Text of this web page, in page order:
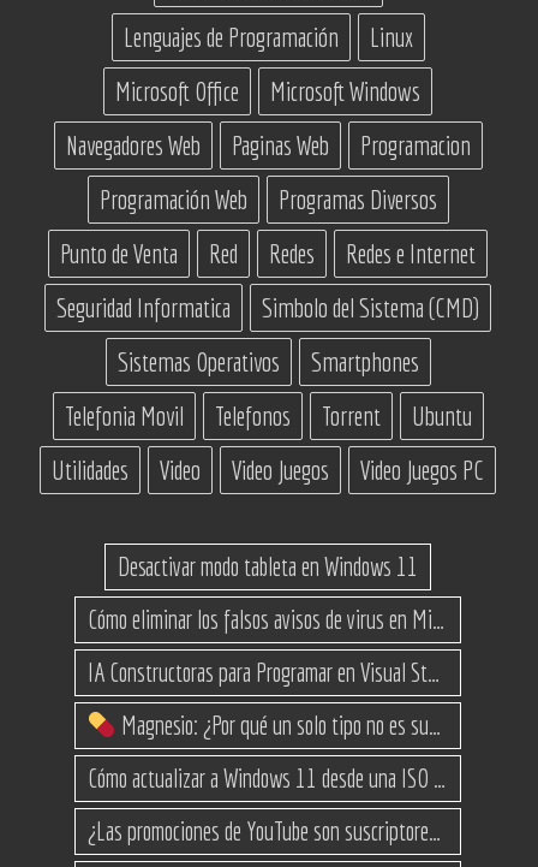
Lenguajes de Programación
Linux
Microsoft Office
Microsoft Windows
Navegadores Web
Paginas Web
Programacion
Programación Web
Programas Diversos
Punto de Venta
Red Redes
Redes e Internet
Seguridad Informatica
Simbolo del Sistema (CMD)
Sistemas Operativos
Smartphones
Telefonia Movil
Telefonos Torrent
Ubuntu
Utilidades
Video Video Juegos Video Juegos PC
Desactivar modo tableta en Windows 11
Cómo eliminar los falsos avisos de virus en Microsoft Edge
IA Constructoras para Programar en Visual Studio con C#
Magnesio: ¿Por qué un solo tipo no es suficiente? (Guía de variantes)
Cómo actualizar a Windows 11 desde una ISO en equipos no compatibles
¿Las promociones de YouTube son suscriptores reales o bots? Esta es la Verdad